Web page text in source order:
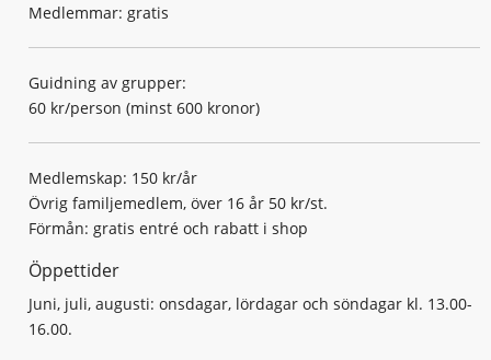
Medlemmar: gratis
Guidning av grupper:
60 kr/person (minst 600 kronor)
Medlemskap: 150 kr/år
Övrig familjemedlem, över 16 år 50 kr/st.
Förmån: gratis entré och rabatt i shop
Öppettider
Juni, juli, augusti: onsdagar, lördagar och söndagar kl. 13.00-
16.00.